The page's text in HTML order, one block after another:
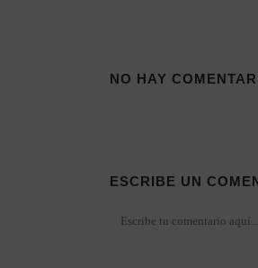
NO HAY
ESCRIBE UN